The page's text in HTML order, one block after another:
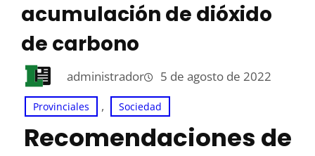
acumulación de dióxido
de carbono
administrador 5 de agosto de 2022
Provinciales , Sociedad
Recomendaciones de